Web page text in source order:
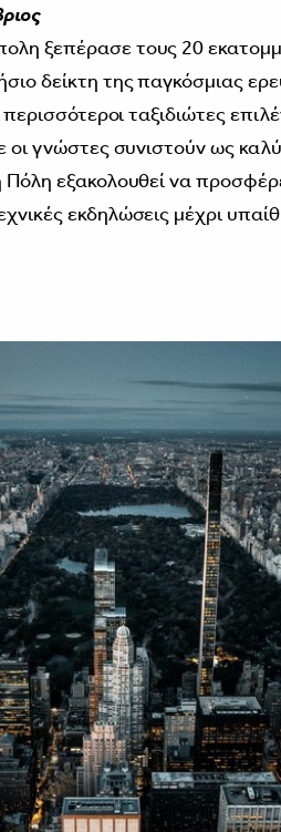
ξεπέρασε τους 20
δείκτη της παγκόσμιας
ταξιδιώτες
οι γνώστες συνιστούν ως
εξακολουθεί να
εκδηλώσεις μέχρι